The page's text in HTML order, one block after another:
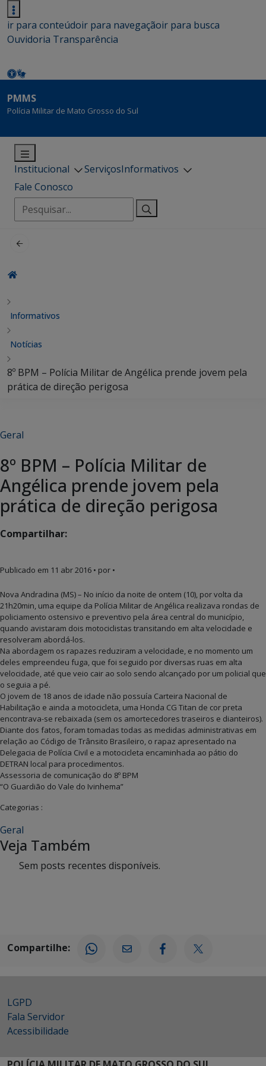
ir para conteúdoir para navegaçãoir para busca
Ouvidoria Transparência
PMMS
Polícia Militar de Mato Grosso do Sul
Institucional ServiçosInformativos
Fale Conosco
Pesquisar
por:
Informativos
Notícias
8º BPM – Polícia Militar de Angélica prende jovem pela
prática de direção perigosa
Geral
8º BPM – Polícia Militar de
Angélica prende jovem pela
prática de direção perigosa
Compartilhar:
Publicado em 11 abr 2016 • por •
Nova Andradina (MS) – No início da noite de ontem (10), por volta da
21h20min, uma equipe da Polícia Militar de Angélica realizava rondas de
policiamento ostensivo e preventivo pela área central do município,
quando avistaram dois motociclistas transitando em alta velocidade e
resolveram abordá-los.
Na abordagem os rapazes reduziram a velocidade, e no momento um
deles empreendeu fuga, que foi seguido por diversas ruas em alta
velocidade, até que veio cair ao solo sendo alcançado por um policial que
o seguia a pé.
O jovem de 18 anos de idade não possuía Carteira Nacional de
Habilitação e ainda a motocicleta, uma Honda CG Titan de cor preta
encontrava-se rebaixada (sem os amortecedores traseiros e dianteiros).
Diante dos fatos, foram tomadas todas as medidas administrativas em
relação ao Código de Trânsito Brasileiro, o rapaz apresentado na
Delegacia de Polícia Civil e a motocicleta encaminhada ao pátio do
DETRAN local para procedimentos.
Assessoria de comunicação do 8º BPM
“O Guardião do Vale do Ivinhema”
Categorias :
Geral
Veja Também
Sem posts recentes disponíveis.
Compartilhe:
LGPD
Fala Servidor
Acessibilidade